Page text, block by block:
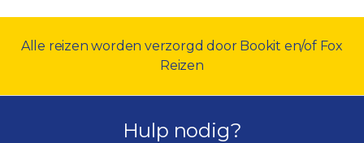
Alle reizen worden verzorgd door Bookit en/of Fox
Reizen
Hulp nodig?